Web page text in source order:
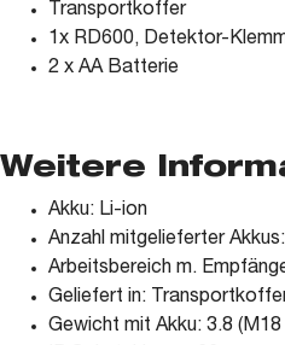
Transportkoffer
1x RD600, Detektor-
2 x AA Batterie
Weitere
Akku: Li-ion
Anzahl mitgelieferter
Arbeitsbereich m.
Geliefert in:
Gewicht mit Akku: 3.8